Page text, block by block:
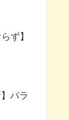
ず】
パラ